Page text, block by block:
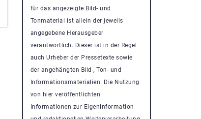
für das angezeigte Bild- und
Tonmaterial ist allein der jeweils
angegebene Herausgeber
verantwortlich. Dieser ist in der Regel
auch Urheber der Pressetexte sowie
der angehängten Bild-, Ton- und
Informationsmaterialien. Die Nutzung
von hier veröffentlichten
Informationen zur Eigeninformation